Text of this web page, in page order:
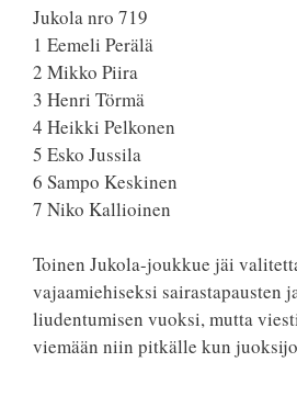
Jukola nro 719
1 Eemeli Perälä
2 Mikko Piira
3 Henri Törmä
4 Heikki Pelkonen
5 Esko Jussila
6 Sampo Keskinen
7 Niko Kallioinen
Toinen Jukola-joukkue jäi
vajaamiehiseksi sairastapausten
liudentumisen vuoksi, mutta
viemään niin pitkälle kun